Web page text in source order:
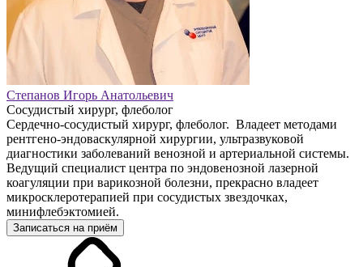
Степанов Игорь Анатольевич
Сосудистый хирург, флеболог
Сердечно-сосудистый хирург, флеболог. Владеет методами
рентгено-эндоваскулярной хирургии, ультразвуковой
диагностики заболеваний венозной и артериальной системы.
Ведущий специалист центра по эндовенозной лазерной
коагуляции при варикозной болезни, прекрасно владеет
микросклеротерапией при сосудистых звездочках,
минифлебэктомией.
Записаться на приём